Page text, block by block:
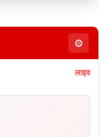
⚙️
लाइव